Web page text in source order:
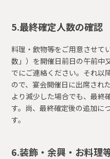
5.最終確定人数の確認
料理・飲物等をご用意させて
数」）を開催日前日の午前中
でにご連絡ください。それ以
ので、宴会開催日に出席され
より減少した場合でも、最終
す。尚、最終確定後の追加に
す。
6.装飾・余興・お料理